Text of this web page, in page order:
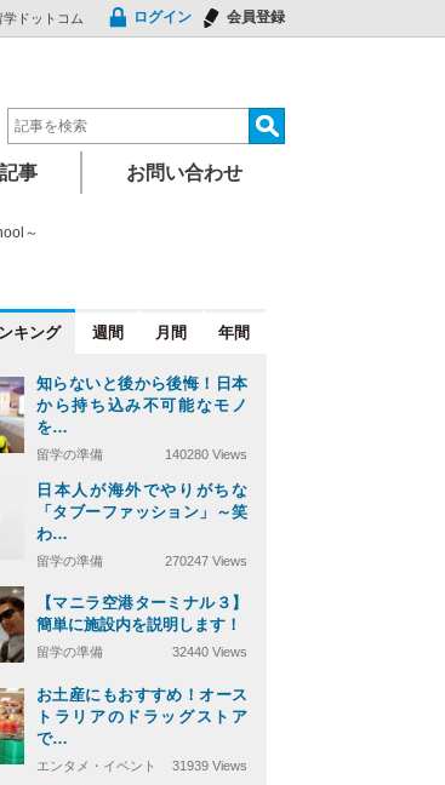
ドットコム ログイン 会員登録
事 お問い合わせ
～
週間 月間 年間
知らないと後から後悔！日本
から持ち込み不可能なモノ
を…
留学の準備 140280 Views
日本人が海外でやりがちな
「タブーファッション」～笑
わ…
留学の準備 270247 Views
【マニラ空港ターミナル３】
簡単に施設内を説明します！
留学の準備 32440 Views
お土産にもおすすめ！オース
トラリアのドラッグストア
で…
エンタメ・イベント 31939 Views